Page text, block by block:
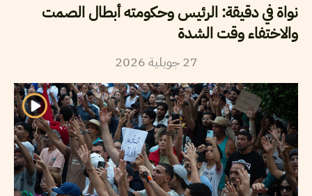
نواة في دقيقة: الرئيس وحكومته أبطال الصمت
والاختفاء وقت الشدة
27 جويلية2026